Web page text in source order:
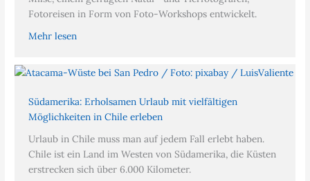
Fotoreisen in Form von Foto-Workshops entwickelt.
Mehr lesen
Südamerika: Erholsamen Urlaub mit vielfältigen
Möglichkeiten in Chile erleben
Urlaub in Chile muss man auf jedem Fall erlebt haben.
Chile ist ein Land im Westen von Südamerika, die Küsten
erstrecken sich über 6.000 Kilometer.